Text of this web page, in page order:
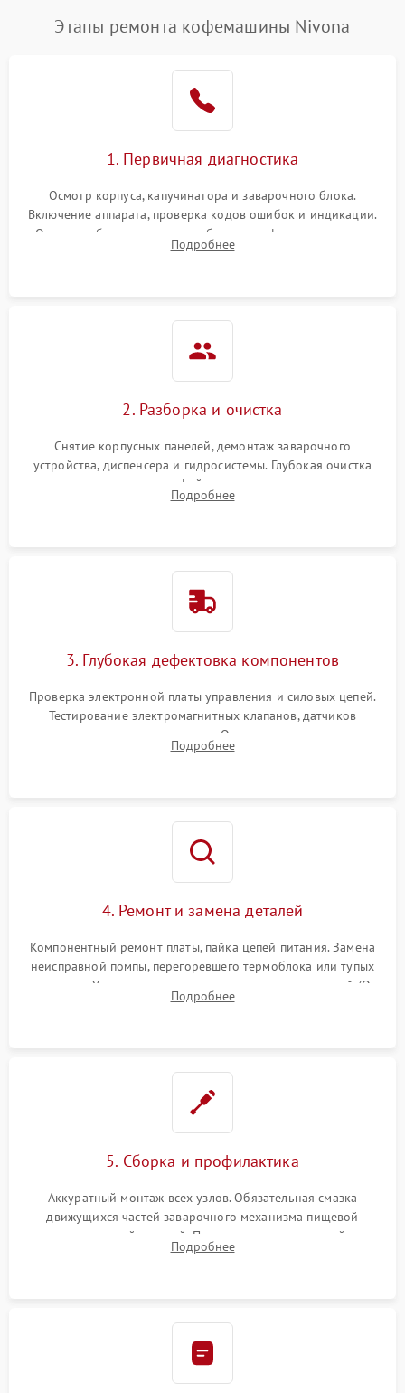
Этапы ремонта кофемашины Nivona
1. Первичная диагностика
Осмотр корпуса, капучинатора и заварочного блока.
Включение аппарата, проверка кодов ошибок и индикации.
Оценка работы помпы, термоблока и кофемолки на слух.
Измерение температуры и давления воды для выявления
Подробнее
2. Разборка и очистка
Снятие корпусных панелей, демонтаж заварочного
устройства, диспенсера и гидросистемы. Глубокая очистка
внутренних узлов от кофейных масел, жмыха и накипи.
Промывка дренажных каналов и фильтров с использованием
Подробнее
3. Глубокая дефектовка компонентов
Проверка электронной платы управления и силовых цепей.
Тестирование электромагнитных клапанов, датчиков
температуры и расходомера. Оценка степени износа
жерновов кофемолки, уплотнительных колец гидросистемы
Подробнее
4. Ремонт и замена деталей
Компонентный ремонт платы, пайка цепей питания. Замена
неисправной помпы, перегоревшего термоблока или тупых
жерновов. Установка новых силиконовых уплотнителей (O-
ring) и тефлоновых трубок для надежного устранения
Подробнее
5. Сборка и профилактика
Аккуратный монтаж всех узлов. Обязательная смазка
движущихся частей заварочного механизма пищевой
силиконовой смазкой. Проведение программной
декальцинации и очистки системы от кофейных масел.
Подробнее